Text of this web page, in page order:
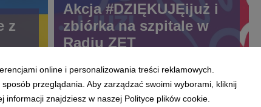
z
Akcja #DZIĘKUJĘijuż i
zbiórka na szpitale w
Radiu ZET
online i personalizowania treści reklamowych.
przeglądania. Aby zarządzać swoimi wyborami, kliknij
znajdziesz w naszej Polityce plików cookie.